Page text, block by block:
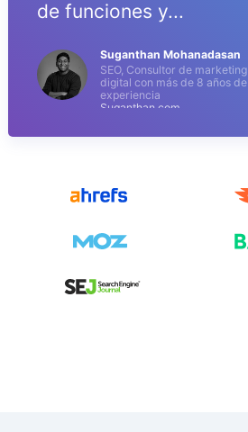
de funciones y...
Suganthan Mohanadasan
SEO, Consultor de marketing
digital con más de 8 años de
experiencia
Suganthan.com